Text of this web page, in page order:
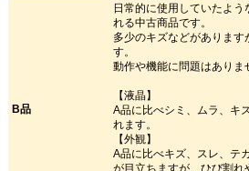
B品
日常的に使用していたよ
れる中古商品です。
多少のキズなどがありま
す。
動作や機能に問題はありま
【液晶】
A品に比べシミ、ムラ、キ
れます。
【外観】
A品に比べキズ、スレ、テ